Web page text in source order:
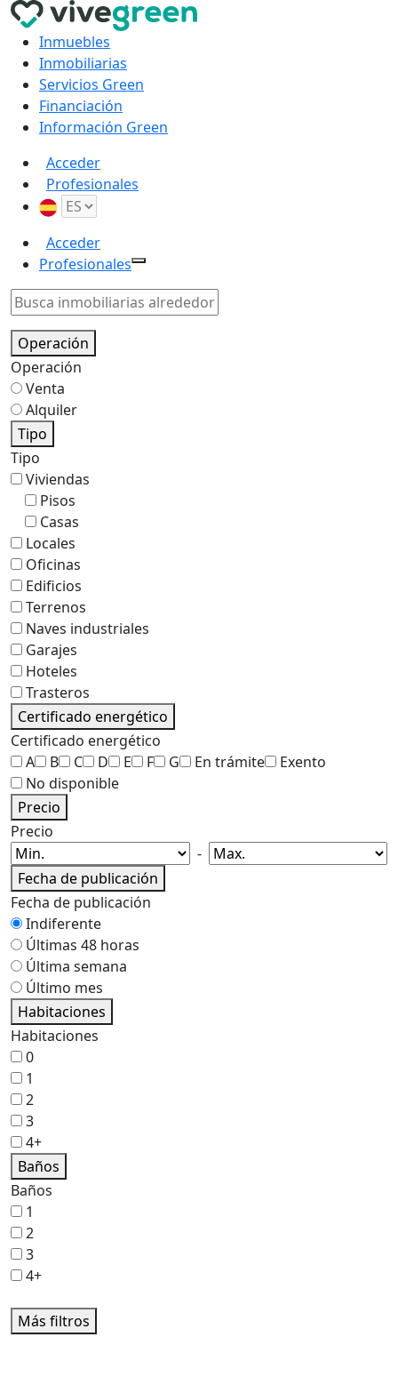
Inmuebles
Inmobiliarias
Servicios Green
Financiación
Información Green
Acceder
Profesionales
Acceder
Profesionales
Operación
Operación
Venta
Alquiler
Tipo
Tipo
Viviendas
Pisos
Casas
Locales
Oficinas
Edificios
Terrenos
Naves industriales
Garajes
Hoteles
Trasteros
Certificado energético
Certificado energético
A
B C D E F G En trámite
Exento
No disponible
Precio
Precio
-
Fecha de publicación
Fecha de publicación
Indiferente
Últimas 48 horas
Última semana
Último mes
Habitaciones
Habitaciones
0
1
2
3
4+
Baños
Baños
1
2
3
4+
Más filtros